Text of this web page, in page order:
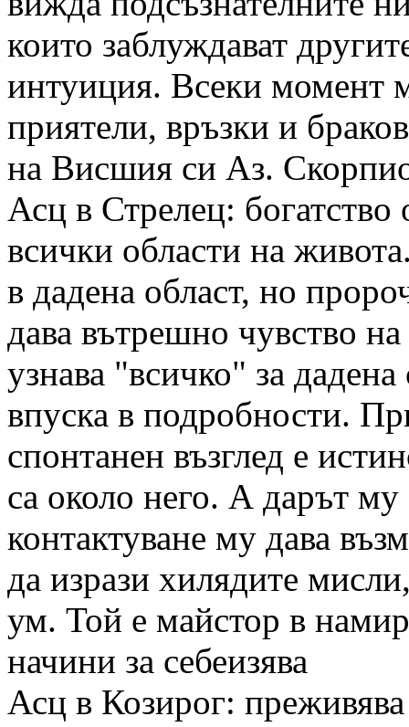
които заблуждават
интуиция. Всеки момент
приятели, връзки и
на Висшия си Аз.
Асц в Стрелец:
всички области на
в дадена област, но
дава вътрешно чувство
узнава "всичко" за
впуска в подробности.
спонтанен възглед е
са около него. А дарът му
контактуване му дава
да изрази хилядите
ум. Той е майстор в
начини за себеизява
Асц в Козирог: